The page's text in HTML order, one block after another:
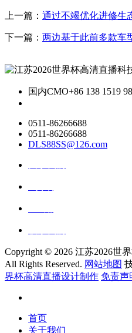
上一篇： 通过不竭优化进修生
下一篇： 两边基于此前多款车
国内CMO+86 138 1519
0511-86266688
0511-86266688
DLS88SS@126.com
Copyright © 2026 江苏2026世
All Rights Reserved. 网站地图
界杯高清直播设计制作 免责声
首页
关于我们